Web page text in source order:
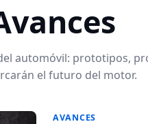
automóvil: prototipos,
el futuro del motor.
AVANCES